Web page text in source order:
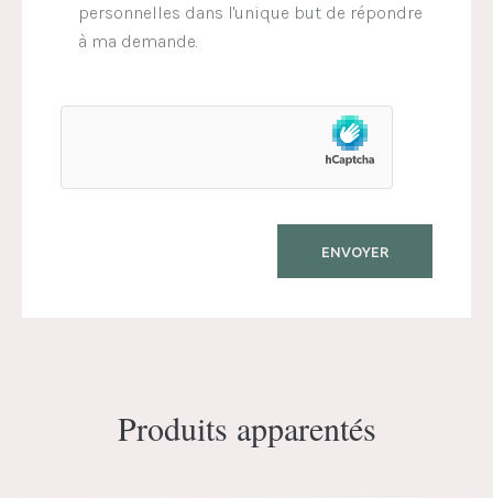
personnelles dans l'unique but de répondre
à ma demande.
Produits apparentés